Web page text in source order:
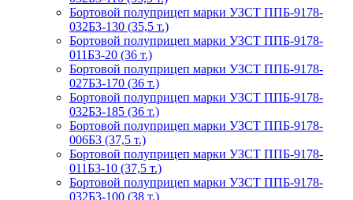
Бортовой полуприцеп марки УЗСТ ППБ-9178-
032Б3-130 (35,5 т.)
Бортовой полуприцеп марки УЗСТ ППБ-9178-
011Б3-20 (36 т.)
Бортовой полуприцеп марки УЗСТ ППБ-9178-
027Б3-170 (36 т.)
Бортовой полуприцеп марки УЗСТ ППБ-9178-
032Б3-185 (36 т.)
Бортовой полуприцеп марки УЗСТ ППБ-9178-
006Б3 (37,5 т.)
Бортовой полуприцеп марки УЗСТ ППБ-9178-
011Б3-10 (37,5 т.)
Бортовой полуприцеп марки УЗСТ ППБ-9178-
032Б3-100 (38 т.)